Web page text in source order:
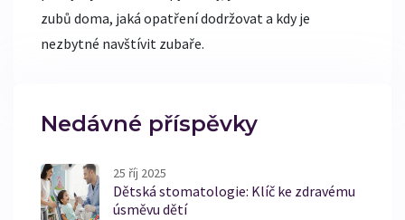
zubů doma, jaká opatření dodržovat a kdy je
nezbytné navštívit zubaře.
Nedávné příspěvky
25 říj 2025
Dětská stomatologie: Klíč ke zdravému
úsměvu dětí